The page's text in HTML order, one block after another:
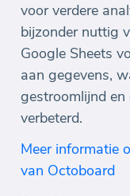
voor verdere
bijzonder nuttig
Google Sheets
aan gegevens,
gestroomlijnd
verbeterd.
Meer informatie
van Octoboard